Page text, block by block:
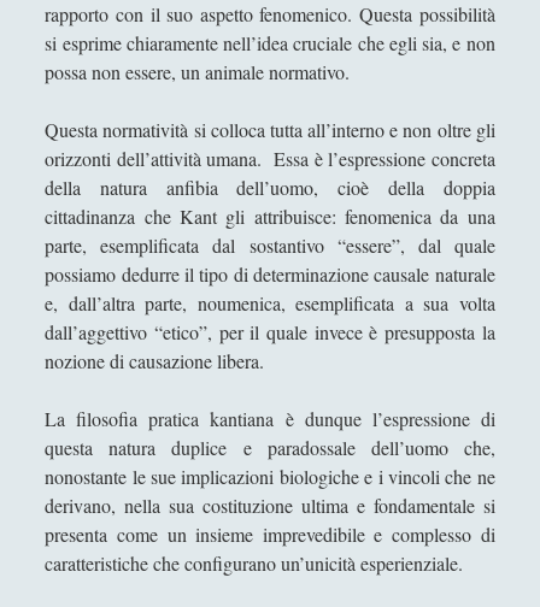
rapporto con il suo aspetto fenomenico. Questa possibilità
si esprime chiaramente nell’idea cruciale che egli sia, e non
possa non essere, un animale normativo.
Questa normatività si colloca tutta all’interno e non oltre gli
orizzonti dell’attività umana. Essa è l’espressione concreta
della natura anfibia dell’uomo, cioè della doppia
cittadinanza che Kant gli attribuisce: fenomenica da una
parte, esemplificata dal sostantivo “essere”, dal quale
possiamo dedurre il tipo di determinazione causale naturale
e, dall’altra parte, noumenica, esemplificata a sua volta
dall’aggettivo “etico”, per il quale invece è presupposta la
nozione di causazione libera.
La filosofia pratica kantiana è dunque l’espressione di
questa natura duplice e paradossale dell’uomo che,
nonostante le sue implicazioni biologiche e i vincoli che ne
derivano, nella sua costituzione ultima e fondamentale si
presenta come un insieme imprevedibile e complesso di
caratteristiche che configurano un’unicità esperienziale.